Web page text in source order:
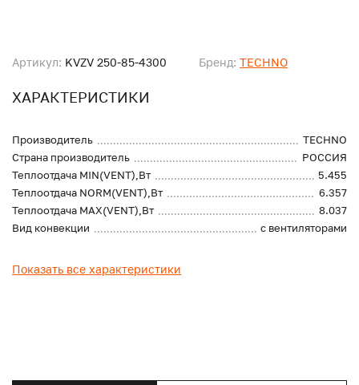
Артикул: KVZV 250-85-4300 Бренд: TECHNO
ХАРАКТЕРИСТИКИ
Производитель
TECHNO
Страна производитель
РОССИЯ
Теплоотдача MIN(VENT),Вт
5.455
Теплоотдача NORM(VENT),Вт
6.357
Теплоотдача MAX(VENT),Вт
8.037
Вид конвекции
с вентиляторами
Показать все характеристики